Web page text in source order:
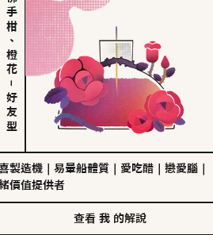
佛手柑、橙花
－
好友型
製造機 易暈船體質 愛吃醋 戀愛腦
價值提供者
查看 我 的解說